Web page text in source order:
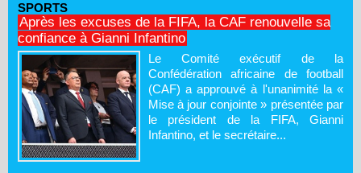
SPORTS
Après les excuses de la FIFA, la CAF renouvelle sa
confiance à Gianni Infantino
Le Comité exécutif de la
Confédération africaine de football
(CAF) a approuvé à l'unanimité la «
Mise à jour conjointe » présentée par
le président de la FIFA, Gianni
Infantino, et le secrétaire...